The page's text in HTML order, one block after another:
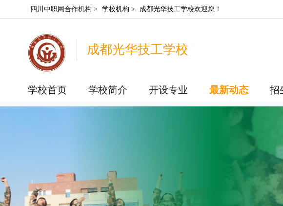
四川中职网 合作机构 > 学校机构 > 成都光华技工学校欢迎您！
成都光华技工学校
学校首页 学校简介 开设专业 最新动态 招